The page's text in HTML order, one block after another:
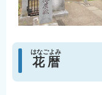
花暦
はなごよみ